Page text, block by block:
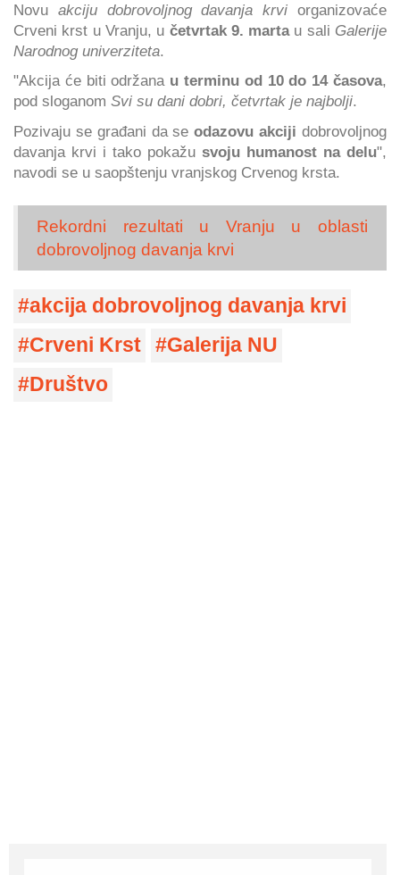
Novu akciju dobrovoljnog davanja krvi organizovaće
Crveni krst u Vranju, u četvrtak 9. martau sali Galerije
Narodnog univerziteta.
"Akcija će biti održana u terminu od 10 do 14 časova,
pod sloganom Svi su dani dobri, četvrtak je najbolji.
Pozivaju se građani da seodazovu akciji dobrovoljnog
davanja krvi i tako pokažu svoju humanost na delu",
navodi se u saopštenju vranjskog Crvenog krsta.
Rekordni rezultati u Vranju u oblasti
dobrovoljnog davanja krvi
akcija dobrovoljnog davanja krvi
Crveni Krst
Galerija NU
Društvo